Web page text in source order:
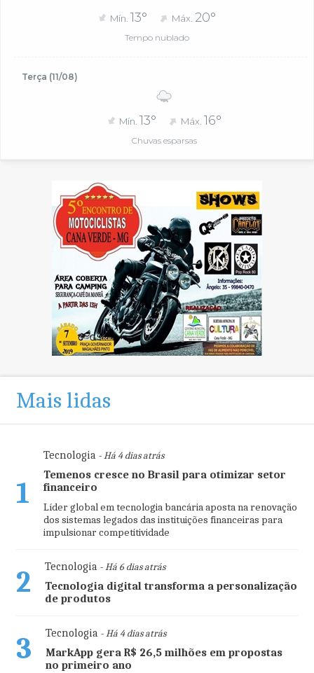
Mín. 13° Máx. 20°
Tempo nublado
Terça (11/08)
Mín. 13° Máx. 16°
Chuvas esparsas
Mais lidas
1
Tecnologia- Há 4 dias atrás
Temenos cresce no Brasil para otimizar setor
financeiro
Líder global em tecnologia bancária aposta na renovação
dos sistemas legados das instituições financeiras para
impulsionar competitividade
2 Tecnologia- Há 6 dias atrás
Tecnologia digital transforma a personalização
de produtos
3 Tecnologia- Há 4 dias atrás
MarkApp gera R$ 26,5 milhões em propostas
no primeiro ano